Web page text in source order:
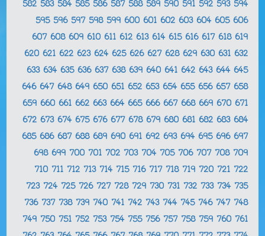
582 583 584 585 586 587 588 589 590 591 592 593 594
595 596 597 598 599 600 601 602 603 604 605 606
607 608 609 610 611 612 613 614 615 616 617 618 619
620 621 622 623 624 625 626 627 628 629 630 631 632
633 634 635 636 637 638 639 640 641 642 643 644 645
646 647 648 649 650 651 652 653 654 655 656 657 658
659 660 661 662 663 664 665 666 667 668 669 670 671
672 673 674 675 676 677 678 679 680 681 682 683 684
685 686 687 688 689 690 691 692 693 694 695 696 697
698 699 700 701 702 703 704 705 706 707 708 709
710 711 712 713 714 715 716 717 718 719 720 721 722
723 724 725 726 727 728 729 730 731 732 733 734 735
736 737 738 739 740 741 742 743 744 745 746 747 748
749 750 751 752 753 754 755 756 757 758 759 760 761